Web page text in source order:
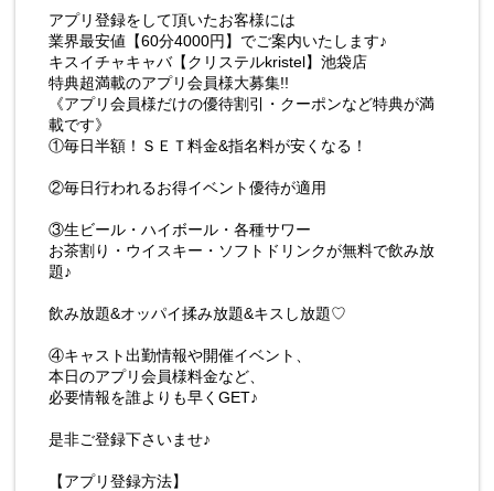
アプリ登録をして頂いたお客様には
業界最安値【60分4000円】でご案内いたします♪
キスイチャキャバ【クリステルkristel】池袋店
特典超満載のアプリ会員様大募集!!
《アプリ会員様だけの優待割引・クーポンなど特典が満
載です》
①毎日半額！ＳＥＴ料金&指名料が安くなる！
②毎日行われるお得イベント優待が適用
③生ビール・ハイボール・各種サワー
お茶割り・ウイスキー・ソフトドリンクが無料で飲み放
題♪
飲み放題&オッパイ揉み放題&キスし放題♡
④キャスト出勤情報や開催イベント、
本日のアプリ会員様料金など、
必要情報を誰よりも早くGET♪
是非ご登録下さいませ♪
【アプリ登録方法】